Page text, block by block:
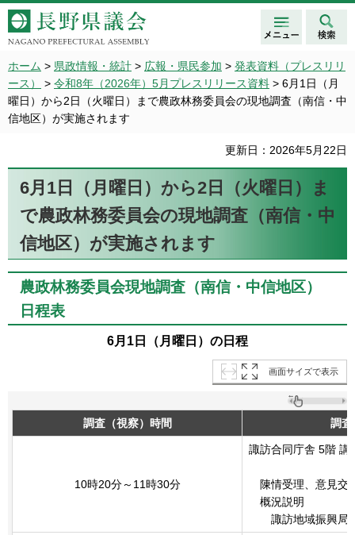
長野県議会 NAGANO
PREFECTURAL ASSEMBLY
メニュ
ー
検索
ホーム > 県政情報・統計 > 広報・県民参加 > 発表資料（プレスリリ
ース）
> 令和8年（2026年）5月プレスリリース資料 > 6月1日（月
曜日）から2日（火曜日）まで農政林務委員会の現地調査（南信・中
信地区）が実施されます
更新日：2026年5月22日
6月1日（月曜日）から2日（火曜日）ま
で農政林務委員会の現地調査（南信・中
信地区）が実施されます
農政林務委員会現地調査（南信・中信地区）
日程表
6月1日（月曜日）の日程
画面サイズで表示
調査（視察）時間 調査
10時20分～11時30分
諏訪合同庁舎 5階 講
陳情受理、意見交
概況説明
諏訪地域振興局